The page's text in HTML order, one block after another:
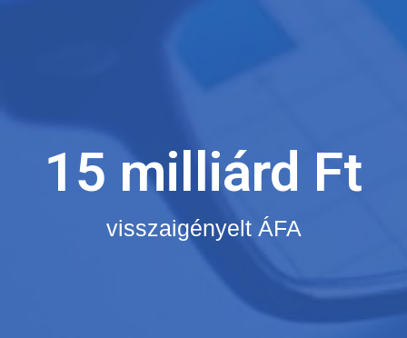
15 milliárd Ft
visszaigényelt ÁFA